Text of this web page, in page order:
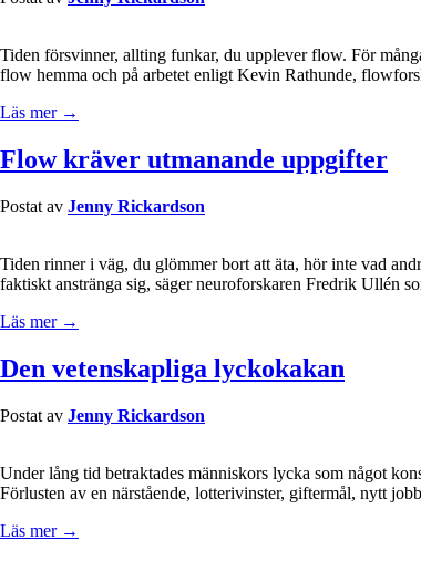
Tiden försvinner, allting funkar, du upplever flow. För
flow hemma och på arbetet enligt Kevin Rathunde,
Läs mer →
Flow kräver utmanande uppgifter
Postat av Jenny Rickardson
Tiden rinner i väg, du glömmer bort att äta, hör inte vad
faktiskt anstränga sig, säger neuroforskaren Fredrik Ullén
Läs mer →
Den vetenskapliga lyckokakan
Postat av Jenny Rickardson
Under lång tid betraktades människors lycka som något
Förlusten av en närstående, lotterivinster, giftermål, nytt
Läs mer →